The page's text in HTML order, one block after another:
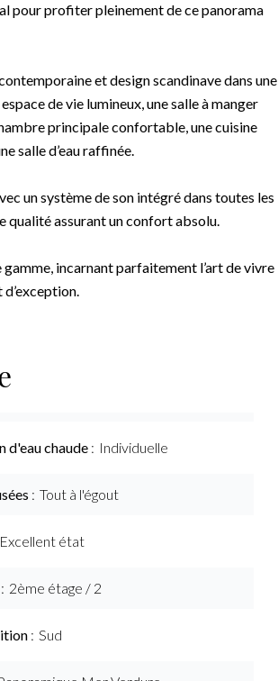
pour profiter pleinement de ce panorama
et design scandinave dans une
de vie lumineux, une salle à manger
principale confortable, une cuisine
salle d’eau raffinée.
un système de son intégré dans toutes les
qualité assurant un confort absolu.
incarnant parfaitement l’art de vivre
d'eau chaude Individuelle
Tout à l'égout
Excellent état
2ème étage / 2
Sud